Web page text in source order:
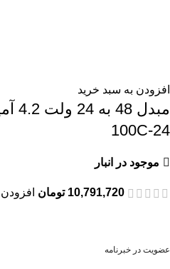
افزودن به سبد خرید
100C-24
موجود در انبار
10,791,720 تومان
عضویت در خبرنامه